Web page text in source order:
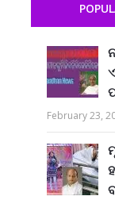
February 23,